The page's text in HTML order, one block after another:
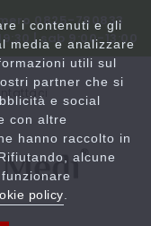
0825-780833
| sab 9:00-13:00
i contenuti e gli
media e analizzare
utili sul
partner che si
e social
con altre
hanno raccolto in
alcune
policy